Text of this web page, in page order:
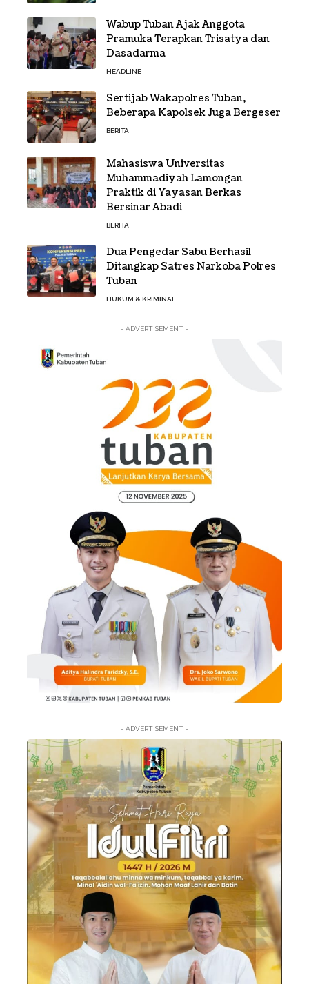
Wabup Tuban Ajak Anggota
Pramuka Terapkan Trisatya dan
Dasadarma
HEADLINE
Sertijab Wakapolres Tuban,
Beberapa Kapolsek Juga Bergeser
BERITA
Mahasiswa Universitas
Muhammadiyah Lamongan
Praktik di Yayasan Berkas
Bersinar Abadi
BERITA
Dua Pengedar Sabu Berhasil
Ditangkap Satres Narkoba Polres
Tuban
HUKUM & KRIMINAL
- ADVERTISEMENT -
- ADVERTISEMENT -